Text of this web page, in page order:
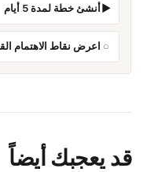
أنشئ خطة لمدة 5 أيام
اعرض نقاط الاهتمام
قد يعجبك أيضاً